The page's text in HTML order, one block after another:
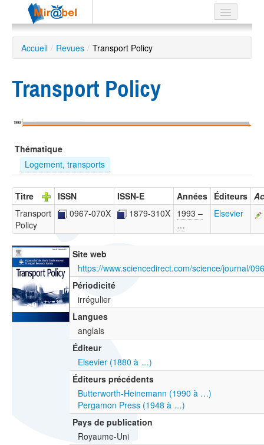
Le réseau
Soutien
Recherche
avancée
EN
ES
?
Accueil / Revues / Transport Policy
Transport Policy
1993
Thématique
Logement, transports
Titre ISSN ISSN-E Années Éditeurs
Transport
Policy
0967-070X 1879-310X 1993 –
…
Elsevier
Site web
https://www.sciencedirect.com/science/journal/
Périodicité
irrégulier
Langues
anglais
Éditeur
Elsevier (1880 à …)
Éditeurs précédents
Butterworth-Heinemann (1990 à …)
Pergamon Press (1948 à …)
Pays de publication
Royaume-Uni